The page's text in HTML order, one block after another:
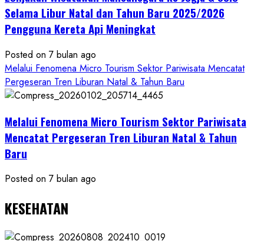
Selama Libur Natal dan Tahun Baru 2025/2026
Pengguna Kereta Api Meningkat
Posted on 7 bulan ago
Melalui Fenomena Micro Tourism Sektor Pariwisata Mencatat
Pergeseran Tren Liburan Natal & Tahun Baru
Melalui Fenomena Micro Tourism Sektor Pariwisata
Mencatat Pergeseran Tren Liburan Natal & Tahun
Baru
Posted on 7 bulan ago
KESEHATAN